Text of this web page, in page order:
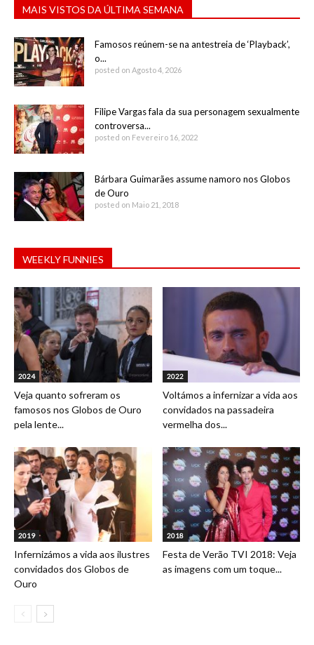
MAIS VISTOS DA ÚLTIMA SEMANA
Famosos reúnem-se na antestreia de ‘Playback’,
o...
posted on Agosto 4, 2026
Filipe Vargas fala da sua personagem sexualmente
controversa...
posted on Fevereiro 16, 2022
Bárbara Guimarães assume namoro nos Globos
de Ouro
posted on Maio 21, 2018
WEEKLY FUNNIES
2024
Veja quanto sofreram os
famosos nos Globos de Ouro
pela lente...
2022
Voltámos a infernizar a vida aos
convidados na passadeira
vermelha dos...
2019
Infernizámos a vida aos ilustres
convidados dos Globos de
Ouro
2018
Festa de Verão TVI 2018: Veja
as imagens com um toque...